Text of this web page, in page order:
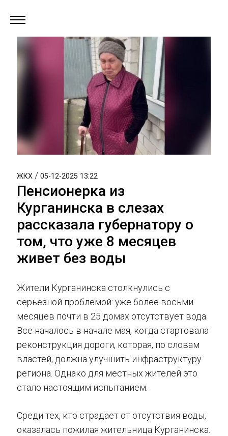
ЖКХ / 05-12-2025 13:22
Пенсионерка из
Курганинска в слезах
рассказала губернатору о
том, что уже 8 месяцев
живет без воды
Жители Курганинска столкнулись с
серьезной проблемой: уже более восьми
месяцев почти в 25 домах отсутствует вода.
Все началось в начале мая, когда стартовала
реконструкция дороги, которая, по словам
властей, должна улучшить инфраструктуру
региона. Однако для местных жителей это
стало настоящим испытанием.
Среди тех, кто страдает от отсутствия воды,
оказалась пожилая жительница Курганинска.